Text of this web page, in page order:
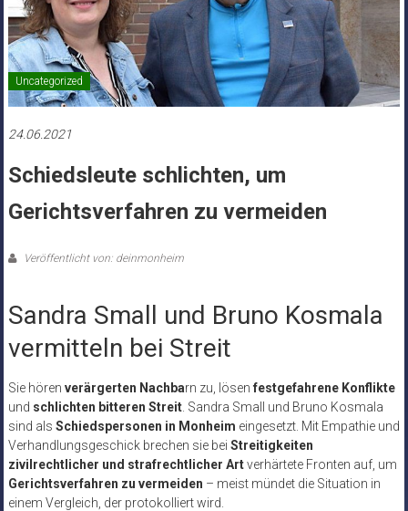
Uncategorized
24.06.2021
Schiedsleute schlichten, um
Gerichtsverfahren zu vermeiden
Veröffentlicht von: deinmonheim
Sandra Small und Bruno Kosmala
vermitteln bei Streit
Sie hören verärgerten Nachbarn zu, lösen festgefahrene Konflikte
und schlichten bitteren Streit. Sandra Small und Bruno Kosmala
sind als Schiedspersonen in Monheim eingesetzt. Mit Empathie und
Verhandlungsgeschick brechen sie bei Streitigkeiten
zivilrechtlicher und strafrechtlicher Artverhärtete Fronten auf, um
Gerichtsverfahren zu vermeiden – meist mündet die Situation in
einem Vergleich, der protokolliert wird.